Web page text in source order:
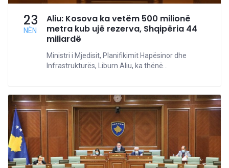
23
NËN
Aliu: Kosova ka vetëm 500 milionë
metra kub ujë rezerva, Shqipëria 44
miliardë
Ministri i Mjedisit, Planifikimit Hapësinor dhe
Infrastrukturës, Liburn Aliu, ka thënë...